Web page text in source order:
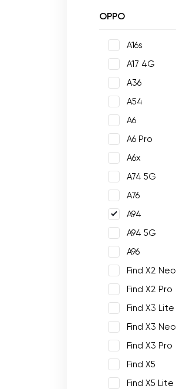
OPPO
A16s
A17 4G
A36
A54
A6
A6 Pro
A6x
A74 5G
A76
A94
A94 5G
A96
Find X2 Neo
Find X2 Pro
Find X3 Lite
Find X3 Neo
Find X3 Pro
Find X5
Find X5 Lite